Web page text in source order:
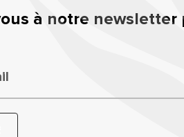
à notre